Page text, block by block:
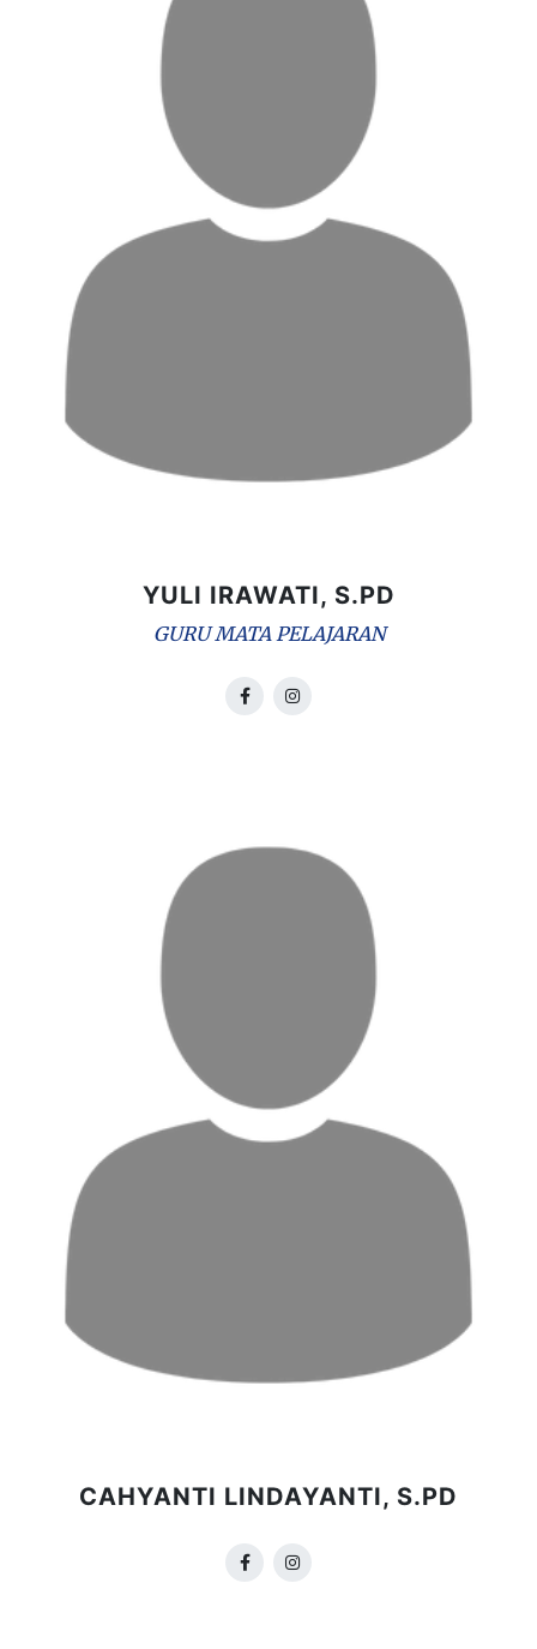
YULI IRAWATI, S.PD
GURU MATA PELAJARAN
CAHYANTI LINDAYANTI, S.PD